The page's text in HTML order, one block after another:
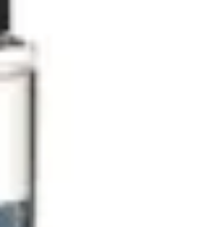
Écoresponsable